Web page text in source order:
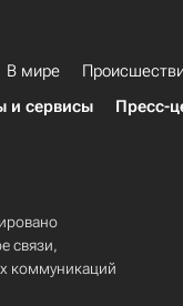
В мире
и сервисы Пресс-
связи,
коммуникаций